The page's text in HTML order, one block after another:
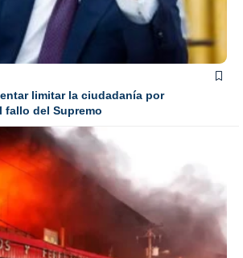
limitar la ciudadanía por
fallo del Supremo